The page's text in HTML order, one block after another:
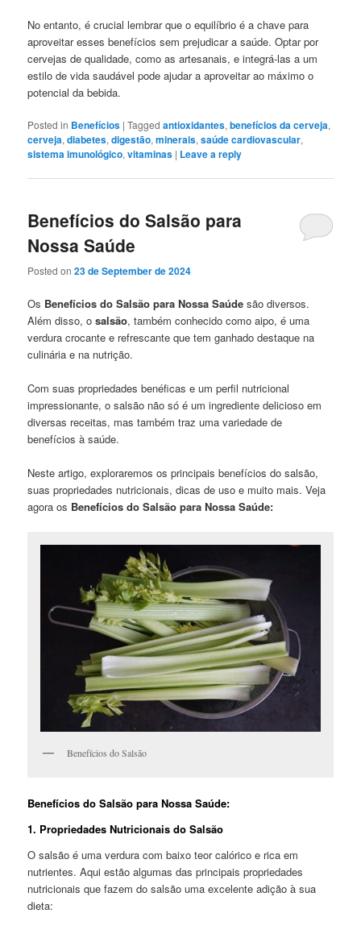
No entanto, é crucial lembrar que o equilíbrio é a chave para
aproveitar esses benefícios sem prejudicar a saúde. Optar por
cervejas de qualidade, como as artesanais, e integrá-las a um
estilo de vida saudável pode ajudar a aproveitar ao máximo o
potencial da bebida.
Posted in Benefícios |Tagged antioxidantes,benefícios da cerveja,
cerveja,diabetes,digestão,minerais,saúde cardiovascular,
sistema imunológico,vitaminas | Leave a reply
Benefícios do Salsão para
Nossa Saúde
Posted on23 de September de 2024
Os Benefícios do Salsão para Nossa Saúde são diversos.
Além disso, osalsão, também conhecido como aipo, é uma
verdura crocante e refrescante que tem ganhado destaque na
culinária e na nutrição.
Com suas propriedades benéficas e um perfil nutricional
impressionante, o salsão não só é um ingrediente delicioso em
diversas receitas, mas também traz uma variedade de
benefícios à saúde.
Neste artigo, exploraremos os principais benefícios do salsão,
suas propriedades nutricionais, dicas de uso e muito mais. Veja
agora os Benefícios do Salsão para Nossa Saúde:
Benefícios do Salsão
Benefícios do Salsão para Nossa Saúde:
1. Propriedades Nutricionais do Salsão
O salsão é uma verdura com baixo teor calórico e rica em
nutrientes. Aqui estão algumas das principais propriedades
nutricionais que fazem do salsão uma excelente adição à sua
dieta: